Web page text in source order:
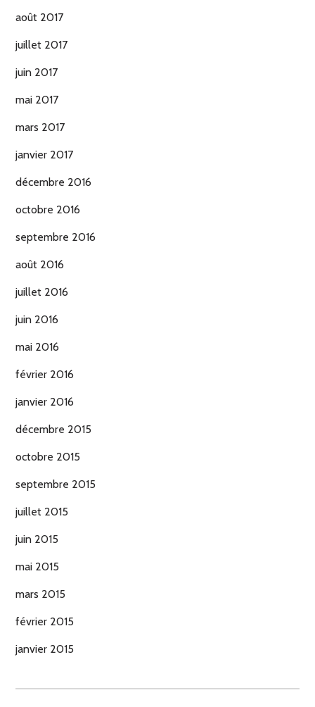
août 2017
juillet 2017
juin 2017
mai 2017
mars 2017
janvier 2017
décembre 2016
octobre 2016
septembre 2016
août 2016
juillet 2016
juin 2016
mai 2016
février 2016
janvier 2016
décembre 2015
octobre 2015
septembre 2015
juillet 2015
juin 2015
mai 2015
mars 2015
février 2015
janvier 2015